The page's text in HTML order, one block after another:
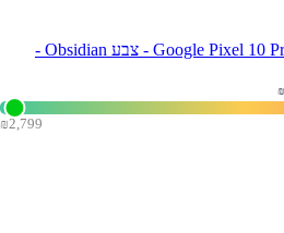
טלפון סלולרי Google Pixel 10 Pro 16GB+128GB - צבע Obsidian -
₪2,799